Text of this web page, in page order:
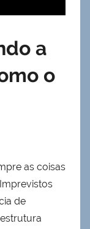
a
o
as coisas
de